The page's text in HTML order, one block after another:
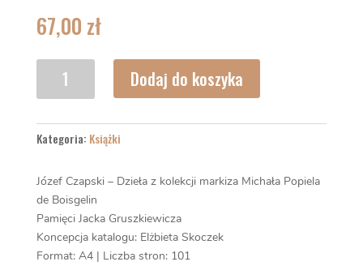
67,00 zł
Czapski
"Dzieła
z
markiza
Michała
Popiela
de
Boisgelin
Dodaj do koszyka
Kategoria: Książki
Józef Czapski – Dzieła z kolekcji markiza Michała Popiela
de Boisgelin
Pamięci Jacka Gruszkiewicza
Koncepcja katalogu: Elżbieta Skoczek
Format: A4 | Liczba stron: 101